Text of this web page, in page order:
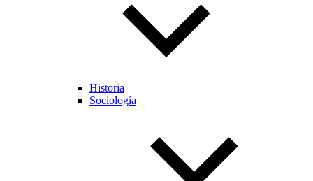
Historia
Sociología